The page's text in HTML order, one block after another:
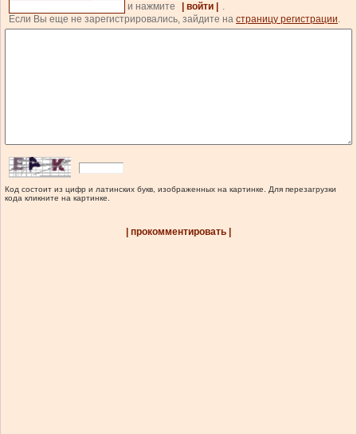
и нажмите
| войти |
.
Если Вы еще не зарегистрировались, зайдите на страницу регистрации.
Код состоит из цифр и латинских букв, изображенных на картинке. Для перезагрузки
кода кликните на картинке.
| прокомментировать |